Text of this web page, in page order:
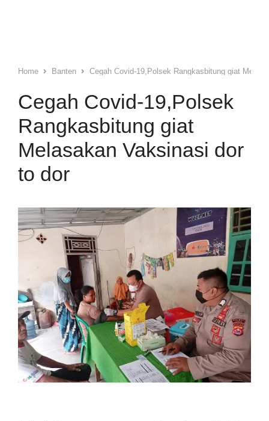
Home Banten Cegah Covid-19,Polsek Rangkasbitung giat
Cegah Covid-19,Polsek
Rangkasbitung giat
Melasakan Vaksinasi dor
to dor